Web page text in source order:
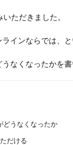
ただきました。
インならでは、
なくなったかを書
どうなくなったか
だける